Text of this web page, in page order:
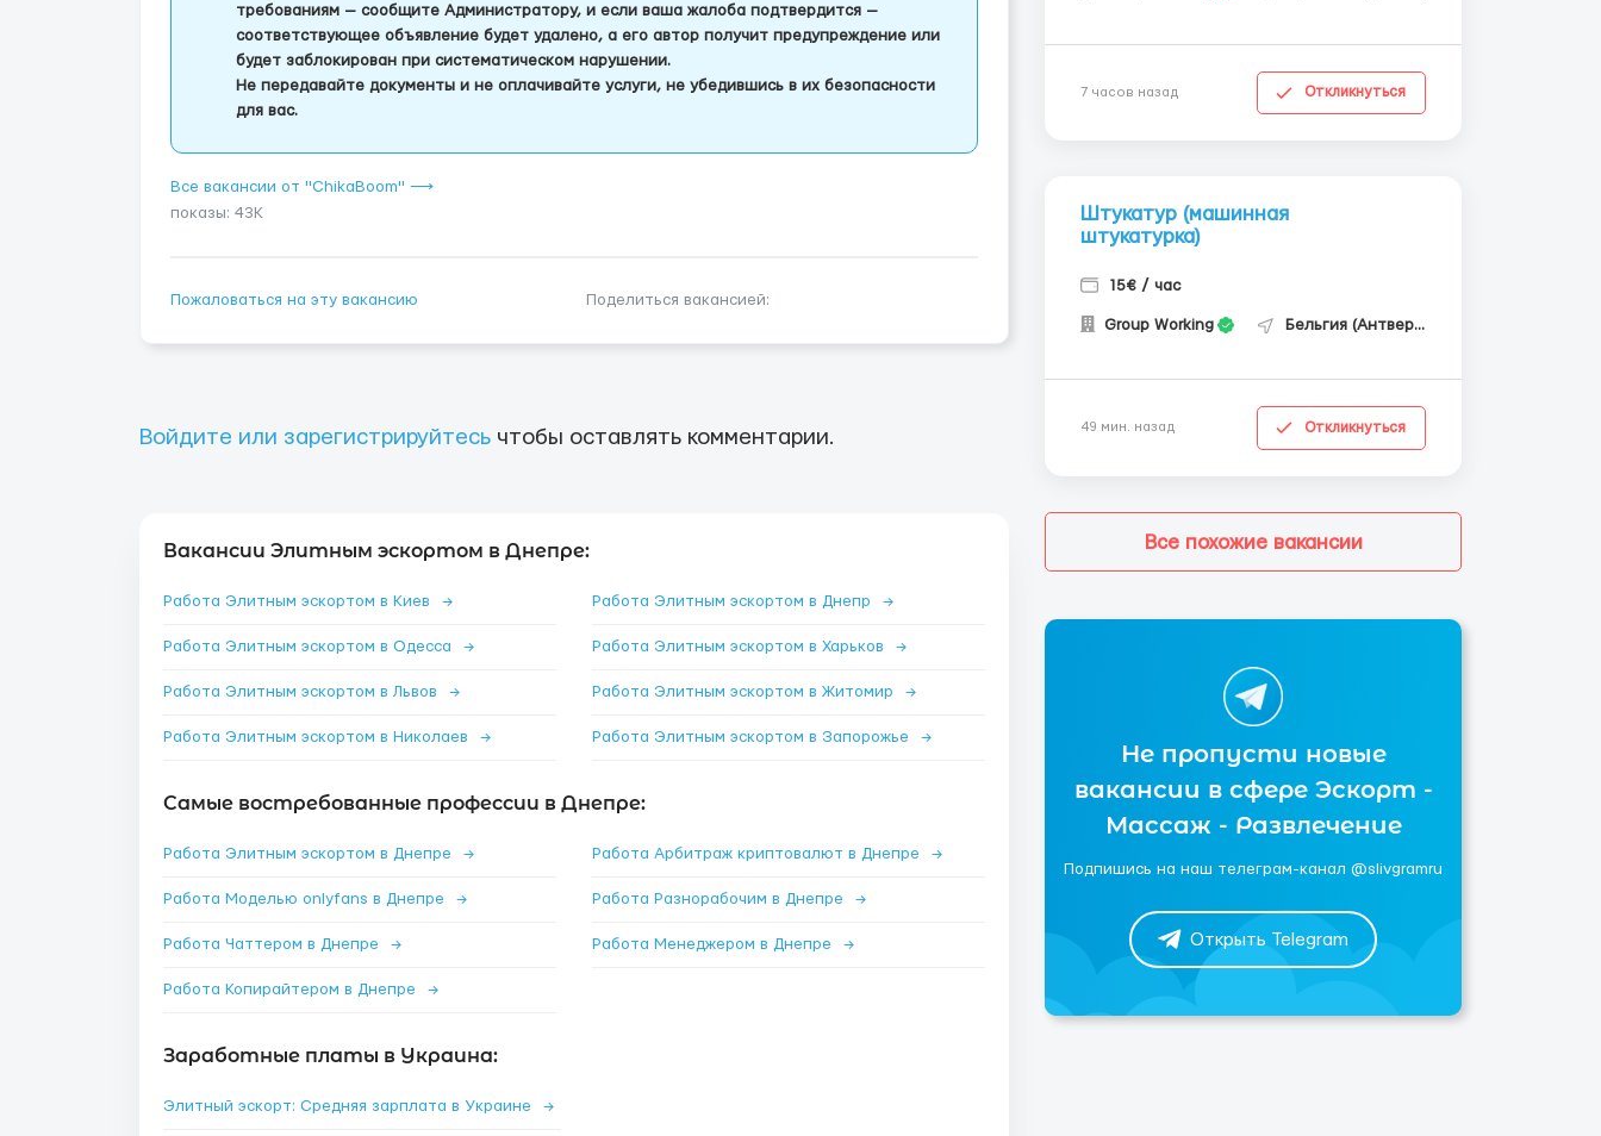
требованиям — сообщите Администратору, и если ваша жалоба подтвердится —
соответствующее объявление будет удалено, а его автор получит предупреждение или
будет заблокирован при систематическом нарушении.
Не передавайте документы и не оплачивайте услуги, не убедившись в их безопасности
для вас.
Все вакансии от "ChikaBoom" ⟶
показы: 43K
Пожаловаться на эту вакансию Поделиться вакансией:
Войдите или зарегистрируйтесь чтобы оставлять комментарии.
Вакансии Элитным эскортом в Днепре:
Работа Элитным эскортом в Киев → Работа Элитным эскортом в Днепр →
Работа Элитным эскортом в Одесса → Работа Элитным эскортом в Харьков →
Работа Элитным эскортом в Львов → Работа Элитным эскортом в Житомир →
Работа Элитным эскортом в Николаев → Работа Элитным эскортом в Запорожье →
Самые востребованные профессии в Днепре:
Работа Элитным эскортом в Днепре → Работа Арбитраж криптовалют в Днепре →
Работа Моделью onlyfans в Днепре → Работа Разнорабочим в Днепре →
Работа Чаттером в Днепре → Работа Менеджером в Днепре →
Работа Копирайтером в Днепре →
Заработные платы в Украина:
Элитный эскорт: Средняя зарплата в Украине →
7 часов назад Откликнуться
Штукатур (машинная
штукатурка)
15€ / час
Group Working Бельгия (Антверпен)
49 мин. назад Откликнуться
Все похожие вакансии
Не пропусти новые
вакансии в сфере Эскорт -
Массаж - Развлечение
Подпишись на наш телеграм-канал @slivgramru
Открыть Telegram